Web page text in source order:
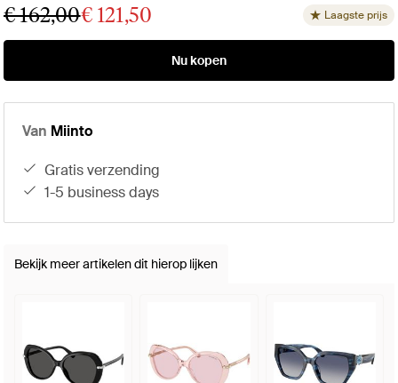
€ 162,00€ 121,50 Laagste prijs
Nu kopen
Van Miinto
gratis verzending
1-5 business days
Bekijk meer artikelen dit hierop lijken